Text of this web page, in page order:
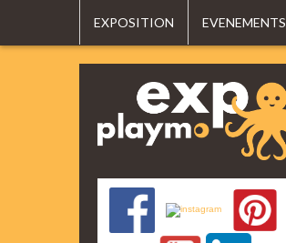
EXPOSITION EVENEMENTS